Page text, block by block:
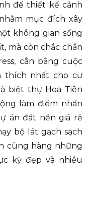
để thiết kế cảnh
mục đích xây
không gian sống
mà còn chắc chắn
cân bằng cuộc
thích nhất cho cư
biệt thự Hoa Tiên
làm điểm nhấn
án đất nền giá rẻ
bộ lát gạch sạch
cùng hàng những
kỳ đẹp và nhiều